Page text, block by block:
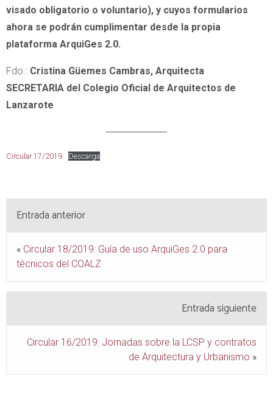
visado obligatorio o voluntario), y cuyos formularios
ahora se podrán cumplimentar desde la propia
plataforma ArquiGes 2.0.
Fdo.: Cristina Güemes Cambras, Arquitecta
SECRETARIA del Colegio Oficial de Arquitectos de
Lanzarote
Circular 17/2019 Descarga
Entrada anterior
« Circular 18/2019: Guía de uso ArquiGes 2.0 para
técnicos del COALZ
Entrada siguiente
Circular 16/2019: Jornadas sobre la LCSP y contratos
de Arquitectura y Urbanismo »